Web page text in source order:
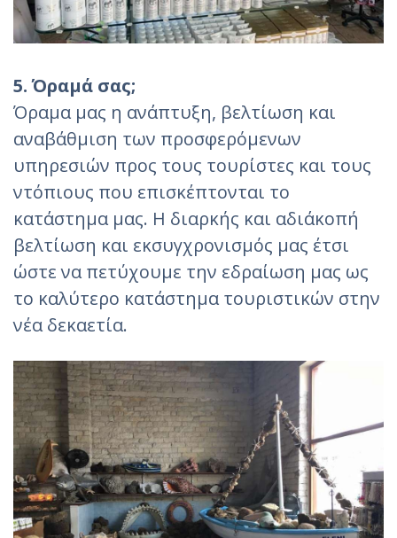
5. Όραμά σας;
Όραμα μας η ανάπτυξη, βελτίωση και
αναβάθμιση των προσφερόμενων
υπηρεσιών προς τους τουρίστες και τους
ντόπιους που επισκέπτονται το
κατάστημα μας. Η διαρκής και αδιάκοπή
βελτίωση και εκσυγχρονισμός μας έτσι
ώστε να πετύχουμε την εδραίωση μας ως
το καλύτερο κατάστημα τουριστικών στην
νέα δεκαετία.